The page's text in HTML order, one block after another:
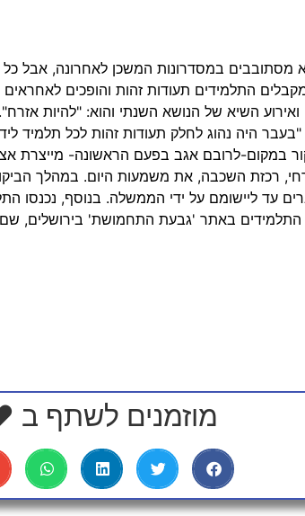
במסדרונות המשכן לאחרונה, אבל
מקבלים התלמידים תעודות זהות והופכים
השיא של הנושא השנתי והוא: "להיות
היה נהוג לחלק תעודות זהות לכל תלמיד
במקום-לרובם אגב בפעם הראשונה- מייצרת
רכזת השכבה, את משמעות היום. במהלך
עד ליישומם על ידי הממשלה. בנוסף, נכנסו
התלמידים באתר 'גבעת התחמושת' בירושלים,
מוזמנים לשתף ב